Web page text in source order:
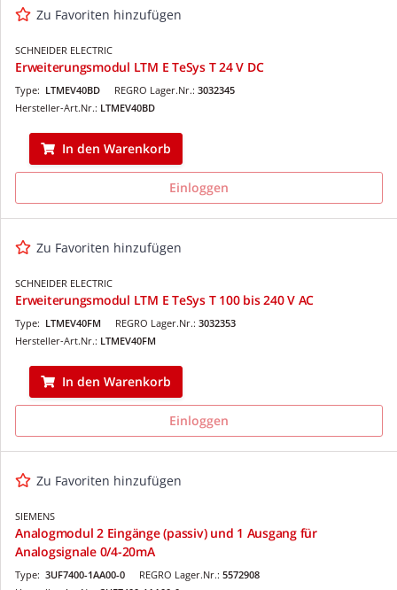
Zu Favoriten hinzufügen
SCHNEIDER ELECTRIC
Erweiterungsmodul LTM E TeSys T 24 V DC
REGRO Lager.Nr.: 3032345
Type: LTMEV40BD
Hersteller-Art.Nr.: LTMEV40BD
In den Warenkorb
Einloggen
Zu Favoriten hinzufügen
SCHNEIDER ELECTRIC
Erweiterungsmodul LTM E TeSys T 100 bis 240 V AC
REGRO Lager.Nr.: 3032353
Type: LTMEV40FM
Hersteller-Art.Nr.: LTMEV40FM
In den Warenkorb
Einloggen
Zu Favoriten hinzufügen
SIEMENS
Analogmodul 2 Eingänge (passiv) und 1 Ausgang für
Analogsignale 0/4-20mA
REGRO Lager.Nr.: 5572908
Type: 3UF7400-1AA00-0